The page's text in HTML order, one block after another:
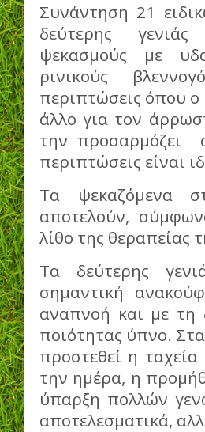
Συνάντηση 21
δεύτερης
ψεκασμούς με
ρινικούς
περιπτώσεις όπου ο
άλλο για τον
την προσαρμόζει
περιπτώσεις είναι
Τα ψεκαζόμενα
αποτελούν,
λίθο της θεραπείας
Τα δεύτερης
σημαντική
αναπνοή και με τη
ποιότητας ύπνο.
προστεθεί η
την ημέρα, η
ύπαρξη πολλών
αποτελεσματικά,